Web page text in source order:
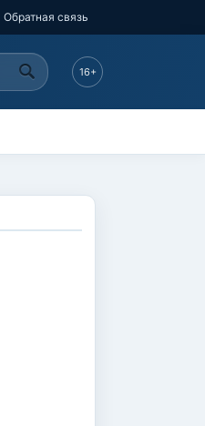
Обратная связь
16+